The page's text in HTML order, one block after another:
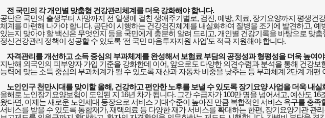
전 국민의 각 개인별 맞춤형 건강관리체계를 더욱 강화해야 합니다.
공단은 국민의 출생부터 사망까지 전 일생에 걸친 생애주기별로, 검진,예방, 치료, 장기요양까지 평생건
체계를 마련해 나가야 합니다. 공단이 시행하는 건강검진체계를 내실화하여 질병을 조기에 발견하고,예
있는지 맞아야 할 백신은 무엇인지 등을 국민에게 충분히 알려 드리고, 개인별 건강기록을 바탕으로 맞
정신건강관리 정책이 성공할 수 있도록 ‘전 국민 마음투자지원 사업’도 적극 지원해야 합니다.
자격관리를 개선하고 소득 중심의 부과체계를 완성해서 보험료 부담의 공정성과 형평성을 더욱 높여
지난해 외국인의 피부양자 가입 기준을 강화한데 이어, 앞으로도 다양한 의견수렴과 분석을 통해 건강
능력에 맞는 소득 중심의 부과체계가 될 수 있도록 재산과 자동차 비중을 낮추는 등 부과체계 2단계 개편
노인인구 천만시대를 맞이할 올해,건강하고 편안한 노후를 보낼 수 있도록 장기요양 사업을 더욱 내실
올해로 노인장기요양보험이 도입된 지 16년 차가 됩니다. 그간 수급자가100만 명을 넘어서고,예산도 16
왔다면, 이제는 새로운 노인세대 등장으로 서비스 기대수준이 높아진 만큼 복합적인 서비스 욕구를 충족
서비스를 받을 수 있도록 통합재가,재택의료 등 다양한 재가 서비스를 확대하는 한편, 장기요양기관 관